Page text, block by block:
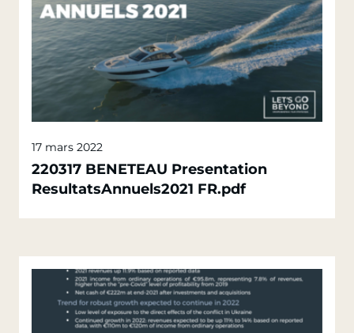
17 mars 2022
220317 BENETEAU Presentation
ResultatsAnnuels2021 FR.pdf